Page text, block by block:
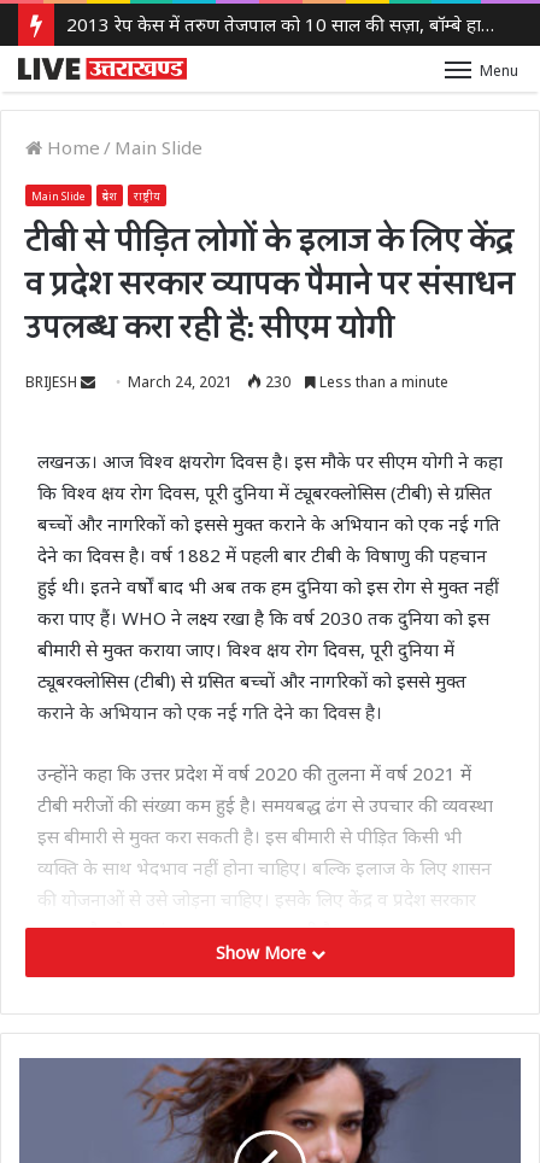
2013 रेप केस में तरुण तेजपाल को 10 साल की सज़ा, बॉम्बे हाई कोर्ट ने लगाया 10 लाख रुपये का जुर्माना
Menu
Home / Main Slide
Main Slide प्रदेश राष्ट्रीय
टीबी से पीड़ित लोगों के इलाज के लिए केंद्र
व प्रदेश सरकार व्यापक पैमाने पर संसाधन
उपलब्ध करा रही है: सीएम योगी
BRIJESH
SendMarch 24, 2021 230 Less than a minute
लखनऊ। आज विश्व क्षयरोग दिवस है। इस मौके पर सीएम योगी ने कहा
कि विश्व क्षय रोग दिवस, पूरी दुनिया में ट्यूबरक्लोसिस (टीबी) से ग्रसित
बच्चों और नागरिकों को इससे मुक्त कराने के अभियान को एक नई गति
देने का दिवस है। वर्ष 1882 में पहली बार टीबी के विषाणु की पहचान
हुई थी। इतने वर्षों बाद भी अब तक हम दुनिया को इस रोग से मुक्त नहीं
करा पाए हैं। WHO ने लक्ष्य रखा है कि वर्ष 2030 तक दुनिया को इस
बीमारी से मुक्त कराया जाए। विश्व क्षय रोग दिवस, पूरी दुनिया में
ट्यूबरक्लोसिस (टीबी) से ग्रसित बच्चों और नागरिकों को इससे मुक्त
कराने के अभियान को एक नई गति देने का दिवस है।
उन्होंने कहा कि उत्तर प्रदेश में वर्ष 2020 की तुलना में वर्ष 2021 में
टीबी मरीजों की संख्या कम हुई है। समयबद्ध ढंग से उपचार की व्यवस्था
इस बीमारी से मुक्त करा सकती है। इस बीमारी से पीड़ित किसी भी
व्यक्ति के साथ भेदभाव नहीं होना चाहिए। बल्कि इलाज के लिए शासन
की योजनाओं से उसे जोड़ना चाहिए। इसके लिए केंद्र व प्रदेश सरकार
व्यापक पैमाने पर संसाधन उपलब्ध करा रही है।
चिह्नित प्रत्येक मरीज को किट उपलब्ध करवाने के साथ ₹500 प्रति महीने
दिए जाएंगे, जिससे मरीज पौष्टिक आहार ले सके। जब तक व्यक्ति टीबी
से मुक्त नहीं हो जाता, यह राहत जारी रहेगी।
मुख्यमंत्री योगी आदित्यनाथ विश्व क्षयरोग दिवस
Show More